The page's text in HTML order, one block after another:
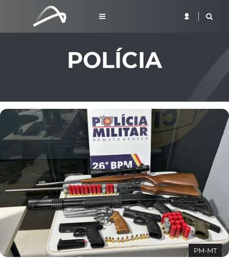
POLÍCIA
PM-MT